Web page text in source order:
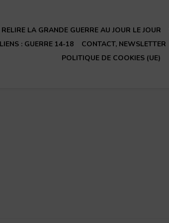
RELIRE LA GRANDE GUERRE AU JOUR LE JOUR
LIENS : GUERRE 14-18 CONTACT, NEWSLETTER
POLITIQUE DE COOKIES (UE)